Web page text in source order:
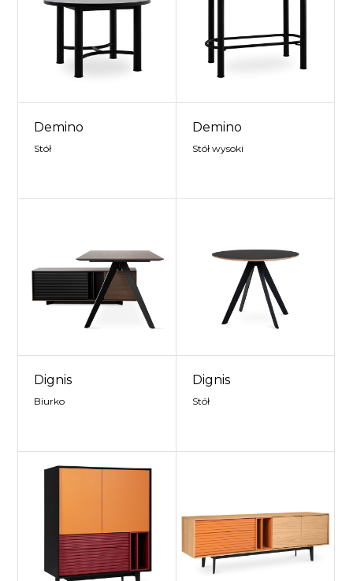
Demino
Stół
Demino
Stół wysoki
Dignis
Biurko
Dignis
Stół